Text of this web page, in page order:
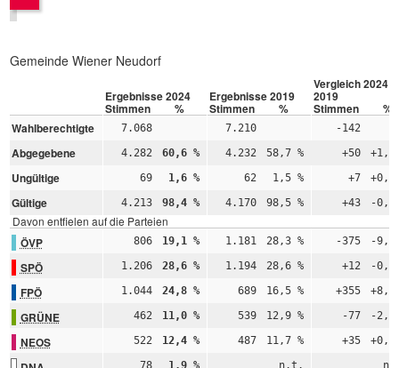
Gemeinde Wiener Neudorf
Ergebnisse 2024 Ergebnisse 2019
Vergleich 2024 –
2019
Stimmen % Stimmen % Stimmen
%
Wahlberechtigte
7.068 7.210 -142
Abgegebene 4.282 60,6 % 4.232 58,7 % +50 +1,9
Ungültige 69 1,6 % 62 1,5 % +7 +0,1
Gültige 4.213 98,4 % 4.170 98,5 % +43 -0,1
Davon entfielen auf die Parteien
ÖVP 806 19,1 % 1.181 28,3 % -375 -9,2
SPÖ 1.206 28,6 % 1.194 28,6 % +12 -0,0
FPÖ 1.044 24,8 % 689 16,5 % +355 +8,3
GRÜNE 462 11,0 % 539 12,9 % -77 -2,0
NEOS 522 12,4 % 487 11,7 % +35 +0,7
78 1,9 % n.t.